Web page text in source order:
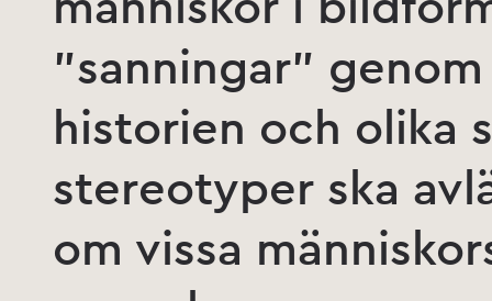
”sanningar”
historien och olika
stereotyper ska
om vissa